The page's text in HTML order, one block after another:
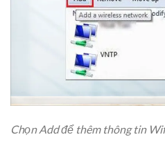
Chọn Add để thêm thông tin